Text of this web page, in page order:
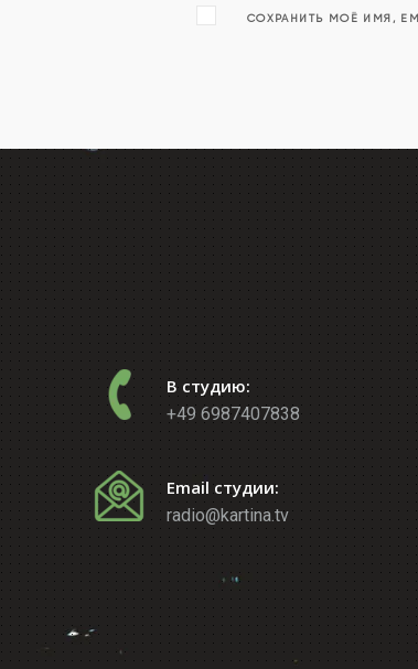
СОХРАНИТЬ МОЁ ИМЯ,
В студию:
+49 6987407838
Email студии:
radio@kartina.tv